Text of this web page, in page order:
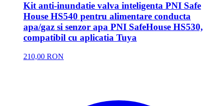
Kit anti-inundatie valva inteligenta PNI Safe
House HS540 pentru alimentare conducta
apa/gaz si senzor apa PNI SafeHouse HS530,
compatibil cu aplicatia Tuya
210,00 RON